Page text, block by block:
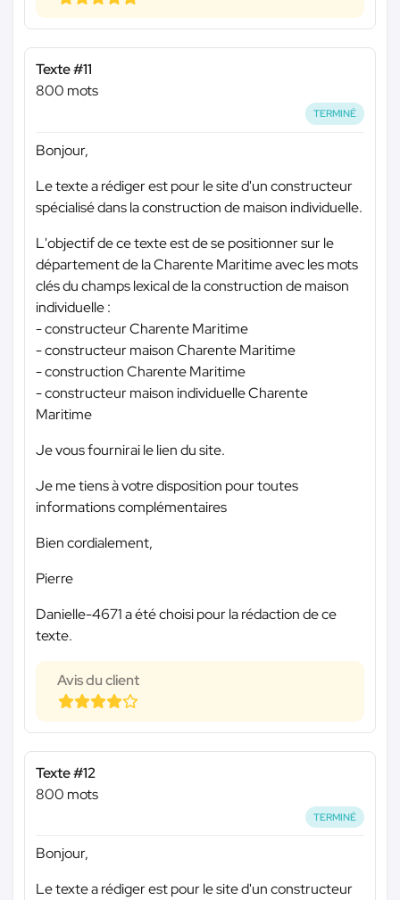
Texte #11
800 mots
TERMINÉ
Bonjour,
Le texte a rédiger est pour le site d'un constructeur
spécialisé dans la construction de maison individuelle.
L'objectif de ce texte est de se positionner sur le
département de la Charente Maritime avec les mots
clés du champs lexical de la construction de maison
individuelle :
- constructeur Charente Maritime
- constructeur maison Charente Maritime
- construction Charente Maritime
- constructeur maison individuelle Charente
Maritime
Je vous fournirai le lien du site.
Je me tiens à votre disposition pour toutes
informations complémentaires
Bien cordialement,
Pierre
Danielle-4671 a été choisi pour la rédaction de ce
texte.
Avis du client
Texte #12
800 mots
TERMINÉ
Bonjour,
Le texte a rédiger est pour le site d'un constructeur